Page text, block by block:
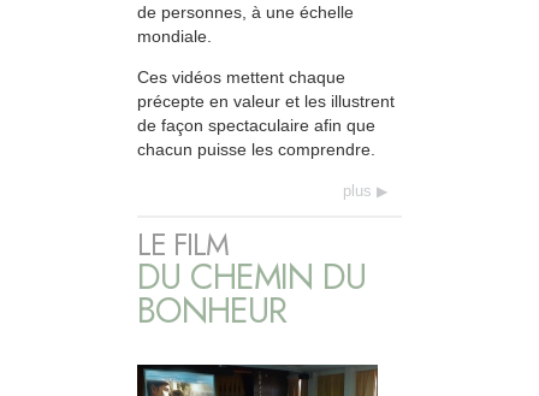
de personnes, à une échelle
mondiale.
Ces vidéos mettent chaque
précepte en valeur et les illustrent
de façon spectaculaire afin que
chacun puisse les comprendre.
plus
LE FILM
DU CHEMIN DU
BONHEUR